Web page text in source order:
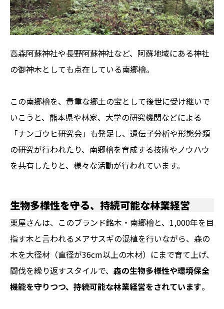
高森阿蘇神社や長野阿蘇神社など、阿蘇地域にある神社
の御神木としても点在している南郷檜。
この南郷檜を、貴重な郷土の宝として後世に受け継いで
いこうと、熊本県や林家、大学の研究機関などによる
「ナンゴウヒ研究会」も発足し、遺伝子分析や形態分類
の研究が行われたり、南郷檜を育成する技術やノウハウ
を共有したりと、様々な活動が行われています。
生物多様性を守る、持続可能な林業経営
栗屋さんは、このブランド銘木・南郷檜と、1,000年を目
指す木と言われるメアサスギの混植を行いながら、森の
木を大径材（直径が36cm以上の木材）にまで育て上げ、
間伐を繰り返すスタイルで、 森の生物多様性や環境保全
機能を守りつつ、持続可能な林業経営をされています。